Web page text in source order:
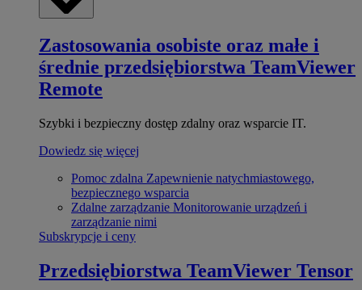
Zastosowania osobiste oraz małe i
średnie przedsiębiorstwa TeamViewer
Remote
Szybki i bezpieczny dostęp zdalny oraz wsparcie IT.
Dowiedz się więcej
Pomoc zdalna Zapewnienie natychmiastowego,
bezpiecznego wsparcia
Zdalne zarządzanie Monitorowanie urządzeń i
zarządzanie nimi
Subskrypcje i ceny
Przedsiębiorstwa TeamViewer Tensor